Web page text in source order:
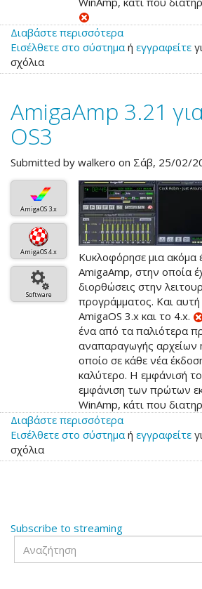
Διαβάστε περισσότερα
το
3.22
OS4
και
Εισέλθετε στο σύστημα ή εγγραφείτε
σχόλια
AmigaAmp 3.21
OS3
Submitted by walkero on Σάβ, 25/02/
AmigaOS 3.x
AmigaOS 4.x
Software
Κυκλοφόρησε μια ακόμα
AmigaAmp, στην οποία
διορθώσεις στην
προγράμματος. Και
AmigaOS 3.x και το 4.x.
ένα από τα παλιότερα
αναπαραγωγής αρχείων
οποίο σε κάθε νέα
καλύτερο. Η εμφάνισή
εμφάνιση των πρώτων
WinAmp, κάτι που
Διαβάστε περισσότεραγια
το
3.21
Εισέλθετε στο σύστημαή εγγραφείτε
σχόλια
Subscribe to streaming
Αναζήτηση